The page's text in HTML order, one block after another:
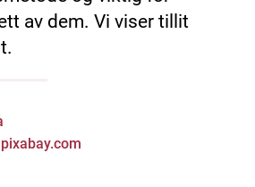
av dem. Vi viser tillit